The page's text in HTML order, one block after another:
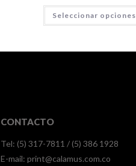
Seleccionar opciones
CONTACTO
Tel: (5) 317-7811 / (5) 386 1928
E-mail: print@calamus.com.co